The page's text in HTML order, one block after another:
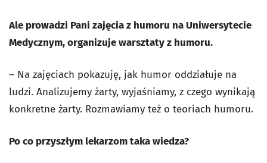
Ale prowadzi Pani zajęcia z humoru na Uniwersytecie
Medycznym, organizuje warsztaty z humoru.
– Na zajęciach pokazuję, jak humor oddziałuje na
ludzi. Analizujemy żarty, wyjaśniamy, z czego wynikają
konkretne żarty. Rozmawiamy też o teoriach humoru.
Po co przyszłym lekarzom taka wiedza?